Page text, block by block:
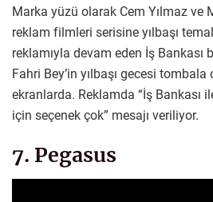
Marka yüzü olarak Cem Yılmaz ve
reklam filmleri serisine yılbaşı
reklamıyla devam eden İş Bankası
Fahri Bey’in yılbaşı gecesi tombala
ekranlarda. Reklamda “İş Bankası
için seçenek çok” mesajı veriliyor.
7. Pegasus